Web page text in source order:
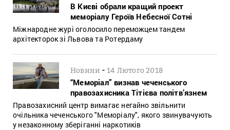
В Києві обрали кращий проект
меморіалу Героїв Небесної Сотні
Міжнародне журі оголосило переможцем тандем
архітекторок зі Львова та Ротердаму
Новини -14 Лютого 2018
“Меморіал” визнав чеченського
правозахисника Тітієва політв’язнем
Правозахисний центр вимагає негайно звільнити
очільника чеченського "Меморіалу", якого звинувачують
у незаконному зберіганні наркотиків